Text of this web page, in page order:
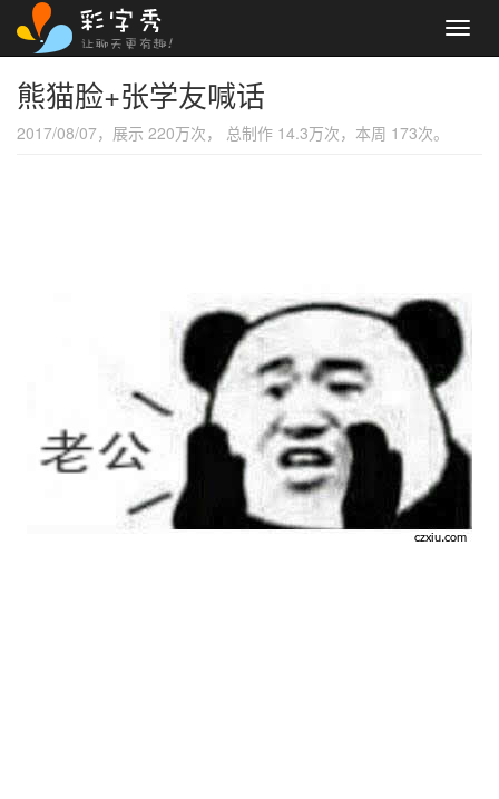
熊猫脸+张学友喊话
2017/08/07，展示 220万次， 总制作 14.3万次，本周 173次。